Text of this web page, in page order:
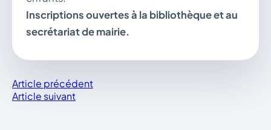
Inscriptions ouvertes à la bibliothèque et au
secrétariat de mairie.
Article précédent
Article suivant